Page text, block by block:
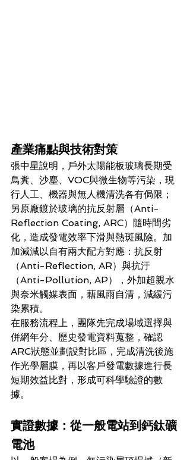
產業痛點與技術對策
張中星說明，戶外太陽能板玻璃長期受
鳥糞、沙塵、VOC與微生物等污染，現
行人工、機器與無人機清洗各有侷限；
另原廠鍍於玻璃的抗反射層（Anti-
Reflection Coating, ARC）隨時間劣
化，造成發電效率下滑與熱斑風險。加
加減減以自有兩大配方對應：抗反射
（Anti-Reflection, AR）與抗汙
（Anti-Pollution, AP），外加超親水
與奈米觸媒表面，藉風雨自清，減緩污
染累積。
在服務流程上，團隊先完成場域選擇與
併網年分、歷史發電資料蒐整，確認
ARC狀態並劃設對比區，完成清洗後施
作光學層膜，再以客戶發電數據進行長
短期效益比對，形成可科學驗證的數
據。
實證數據：從一般電站到鈣鈦礦
電池